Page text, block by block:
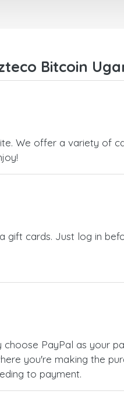
Bitcoin
We offer a variety of
cards. Just log in
PayPal as your
you're making the
to payment.